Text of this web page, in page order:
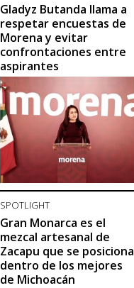
Gladyz Butanda llama a
respetar encuestas de
Morena y evitar
confrontaciones entre
aspirantes
SPOTLIGHT
Gran Monarca es el
mezcal artesanal de
Zacapu que se posiciona
dentro de los mejores
de Michoacán